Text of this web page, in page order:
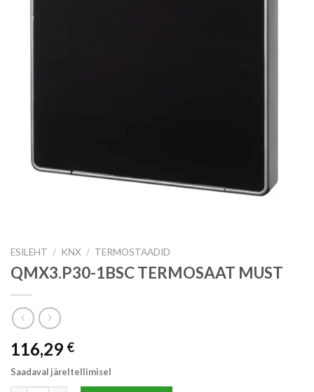
ESILEHT / KNX / TERMOSTAADID
QMX3.P30-1BSC TERMOSAAT MUST
116,29 €
Saadaval järeltellimisel